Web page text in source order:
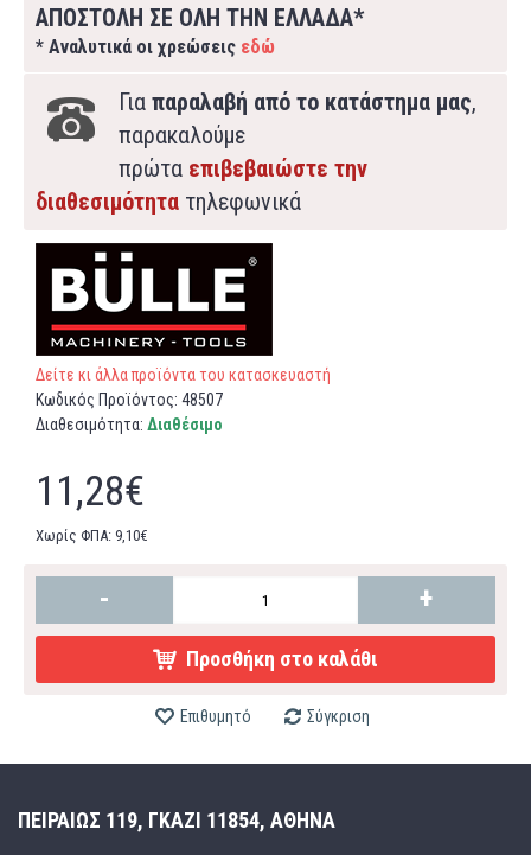
ΑΠΟΣΤΟΛΗ ΣΕ ΟΛΗ ΤΗΝ ΕΛΛΑΔΑ*
* Αναλυτικά οι χρεώσεις εδώ
Για παραλαβή από το κατάστημα μας,
παρακαλούμε
πρώτα επιβεβαιώστε την
διαθεσιμότητα τηλεφωνικά
Δείτε κι άλλα προϊόντα του κατασκευαστή
Κωδικός Προϊόντος: 48507
Διαθεσιμότητα: Διαθέσιμο
11,28€
Χωρίς ΦΠΑ: 9,10€
- +
Προσθήκη στο καλάθι
Επιθυμητό Σύγκριση
ΠΕΙΡΑΙΩΣ 119, ΓΚΑΖΙ 11854, ΑΘΗΝΑ